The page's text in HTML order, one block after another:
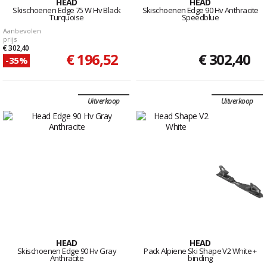
Skischoenen Edge 75 W Hv Black
Turquoise
Aanbevolen
prijs
€ 302,40
-35% € 196,52
Skischoenen Edge 90 Hv Anthracite
Speedblue
€ 302,40
Uitverkoop
HEAD
Skischoenen Edge 90 Hv Gray
Anthracite
Uitverkoop
HEAD
Pack Alpiene Ski Shape V2 White +
binding